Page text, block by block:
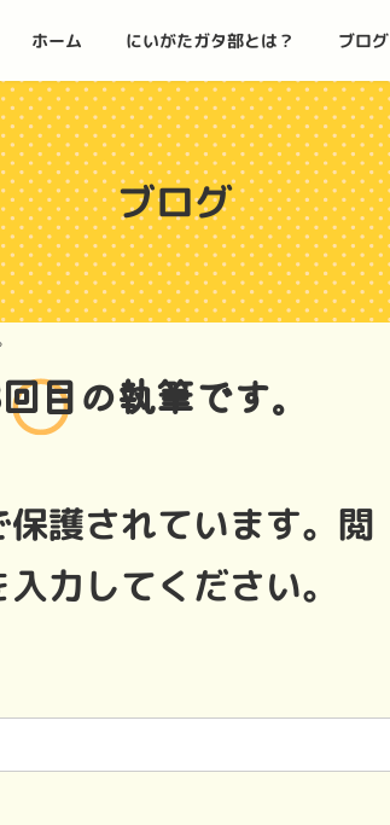
ホーム にいがたガタ部とは？ ブログ
ブログ
目の執筆です。
護されています。閲
力してください。